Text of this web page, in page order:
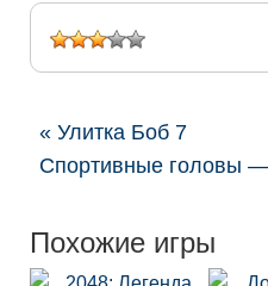
« Улитка Боб 7
Спортивные головы
Похожие игры